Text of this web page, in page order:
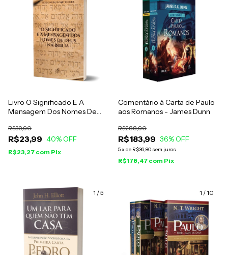
Livro O Significado E A
Mensagem Dos Nomes De
Mettinger
R$23,99
R$39,90
40% OFF
R$23,27 com Pix
Comentário à Carta de Paulo
aos Romanos - James Dunn
R$183,99
R$288,90
36% OFF
5x de R$36,80 sem juros
R$178,47 com Pix
1 /5 1 /10